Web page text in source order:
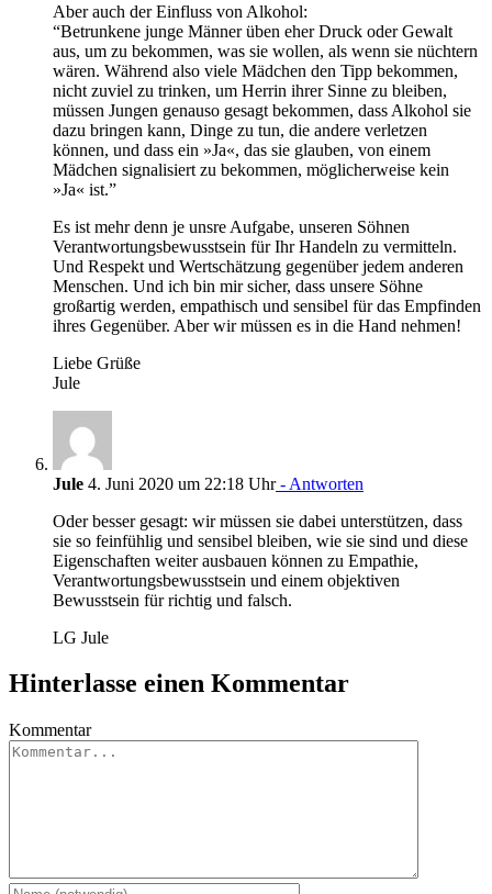
Aber auch der Einfluss von Alkohol:
“Betrunkene junge Männer üben eher Druck oder Gewalt
aus, um zu bekommen, was sie wollen, als wenn sie nüchtern
wären. Während also viele Mädchen den Tipp bekommen,
nicht zuviel zu trinken, um Herrin ihrer Sinne zu bleiben,
müssen Jungen genauso gesagt bekommen, dass Alkohol sie
dazu bringen kann, Dinge zu tun, die andere verletzen
können, und dass ein »Ja«, das sie glauben, von einem
Mädchen signalisiert zu bekommen, möglicherweise kein
»Ja« ist.”
Es ist mehr denn je unsre Aufgabe, unseren Söhnen
Verantwortungsbewusstsein für Ihr Handeln zu vermitteln.
Und Respekt und Wertschätzung gegenüber jedem anderen
Menschen. Und ich bin mir sicher, dass unsere Söhne
großartig werden, empathisch und sensibel für das Empfinden
ihres Gegenüber. Aber wir müssen es in die Hand nehmen!
Liebe Grüße
Jule
Jule 4. Juni 2020 um 22:18 Uhr- Antworten
Oder besser gesagt: wir müssen sie dabei unterstützen, dass
sie so feinfühlig und sensibel bleiben, wie sie sind und diese
Eigenschaften weiter ausbauen können zu Empathie,
Verantwortungsbewusstsein und einem objektiven
Bewusstsein für richtig und falsch.
LG Jule
Hinterlasse einen Kommentar
Kommentar